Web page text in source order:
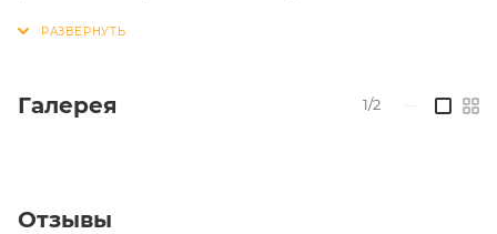
Галерея 1/2
Отзывы